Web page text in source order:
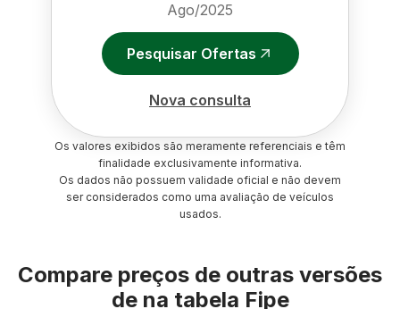
Ago/2025
Pesquisar Ofertas
Nova consulta
Os valores exibidos são meramente referenciais e têm
finalidade exclusivamente informativa.
Os dados não possuem validade oficial e não devem
ser considerados como uma avaliação de veículos
usados.
Compare preços de outras versões
de na tabela Fipe